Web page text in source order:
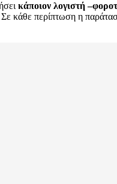
κάποιον λογιστή
Σε κάθε περίπτωση η